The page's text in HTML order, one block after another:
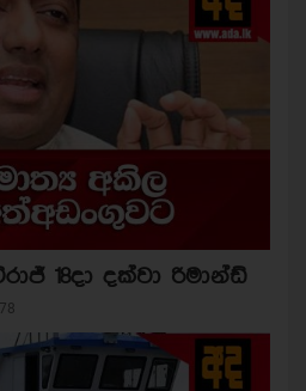
18දා දක්වා රිමාන්ඩ්